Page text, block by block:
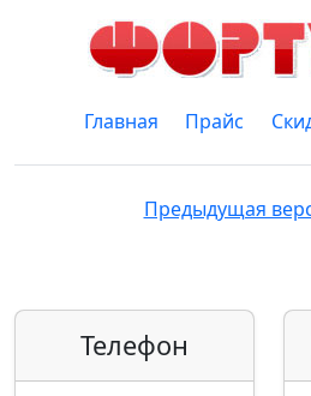
Главная Прайс
Предыдущая
Телефон